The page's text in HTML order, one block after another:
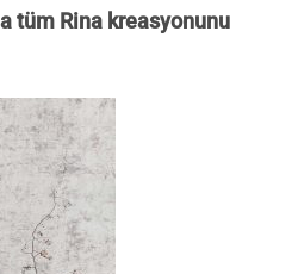
tüm Rina kreasyonunu